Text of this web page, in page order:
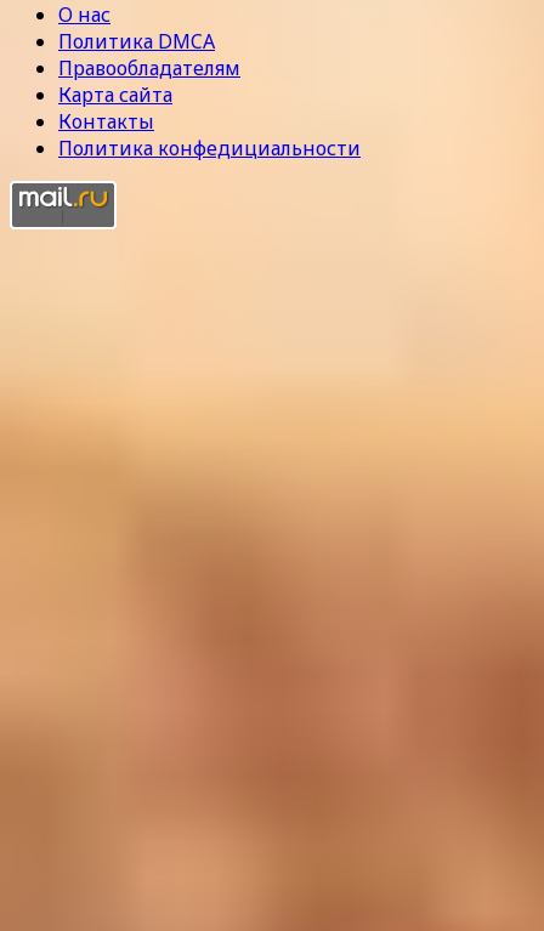
О нас
Политика DMCA
Правообладателям
Карта сайта
Контакты
Политика конфедициальности